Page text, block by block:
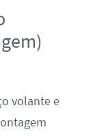
volante e